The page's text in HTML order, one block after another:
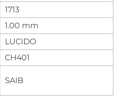
1713
1.00 mm
LUCIDO
CH401
SAIB